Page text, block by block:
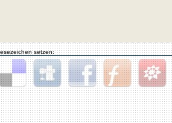
setzen:
Digg Facebook Furl StudiVZ